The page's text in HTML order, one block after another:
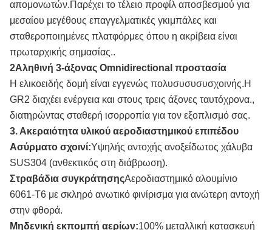
απομονωτών.Παρέχει το τέλειο προφίλ αποσβεσμού για
μεσαίου μεγέθους επαγγελματικές γκιμπάλες και
σταθεροποιημένες πλατφόρμες όπου η ακρίβεια είναι
πρωταρχικής σημασίας..
2Αληθινή 3-άξονας Omnidirectional προστασία
Η ελικοειδής δομή είναι εγγενώς πολυσυσυσυσχοινής.Η
GR2 διαχέει ενέργεια και στους τρεις άξονες ταυτόχρονα.,
διατηρώντας σταθερή ισορροπία για τον εξοπλισμό σας.
3. Ακεραιότητα υλικού αεροδιαστημικού επιπέδου
Ασύρματο σχοινί:Υψηλής αντοχής ανοξείδωτος χάλυβα
SUS304 (ανθεκτικός στη διάβρωση).
Στραβάδια συγκράτησηςΑεροδιαστημικό αλουμίνιο
6061-Τ6 με σκληρό ανωτικό φινίρισμα για ανώτερη αντοχή
στην φθορά.
Μηδενική εκπομπή αερίων:100% μεταλλική κατασκευή